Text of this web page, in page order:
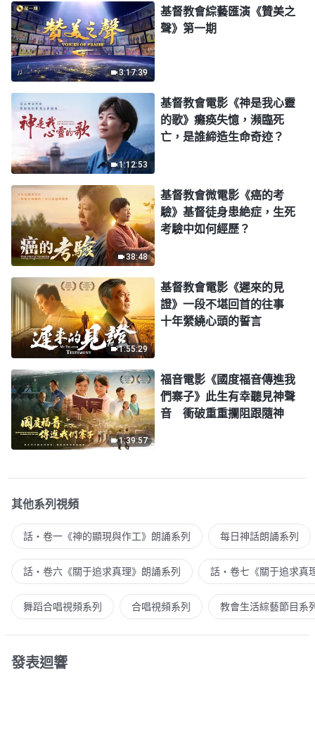
3:17:39
基督教會綜藝匯演《贊美之
聲》第一期
1:12:53
基督教會電影《神是我心靈
的歌》癱痪失憶，瀕臨死
亡，是誰締造生命奇迹？
38:48
基督教會微電影《癌的考
驗》基督徒身患絶症，生死
考驗中如何經歷？
1:55:29
基督教會電影《遲來的見
證》一段不堪回首的往事
十年縈繞心頭的誓言
1:39:57
福音電影《國度福音傳進我
們寨子》此生有幸聽見神聲
音 衝破重重攔阻跟隨神
其他系列視頻
話・卷一《神的顯現與作工》朗誦系列 每日神話朗誦系列
話・卷六《關于追求真理》朗誦系列 話・卷七《關于追求真
舞蹈合唱視頻系列 合唱視頻系列 教會生活綜藝節目系
發表迴響